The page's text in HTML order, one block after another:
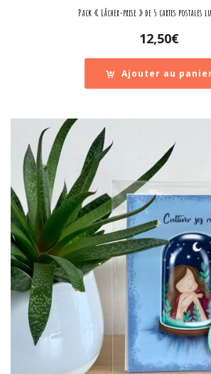
Pack « Lâcher-prise » de 5 cartes postales
12,50€
Ajouter au